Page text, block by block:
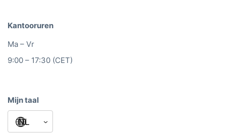
Kantooruren
Ma – Vr
9:00 – 17:30 (CET)
Mijn taal